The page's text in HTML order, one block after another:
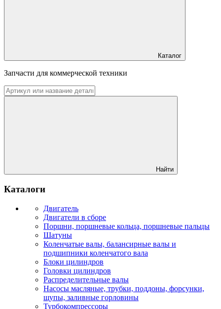
Каталог
Запчасти для коммерческой техники
Найти
Каталоги
Двигатель
Двигатели в сборе
Поршни, поршневые кольца, поршневые пальцы
Шатуны
Коленчатые валы, балансирные валы и
подшипники коленчатого вала
Блоки цилиндров
Головки цилиндров
Распределительные валы
Насосы масляные, трубки, поддоны, форсунки,
щупы, заливные горловины
Турбокомпрессоры